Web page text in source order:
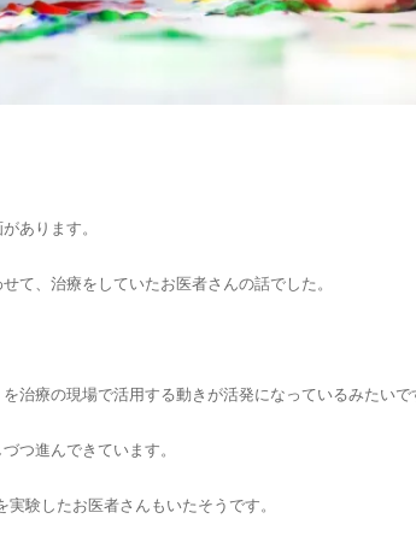
あります。
て、治療をしていたお医者さんの話でした。
治療の現場で活用する動きが活発になっているみたいで
つ進んできています。
験したお医者さんもいたそうです。